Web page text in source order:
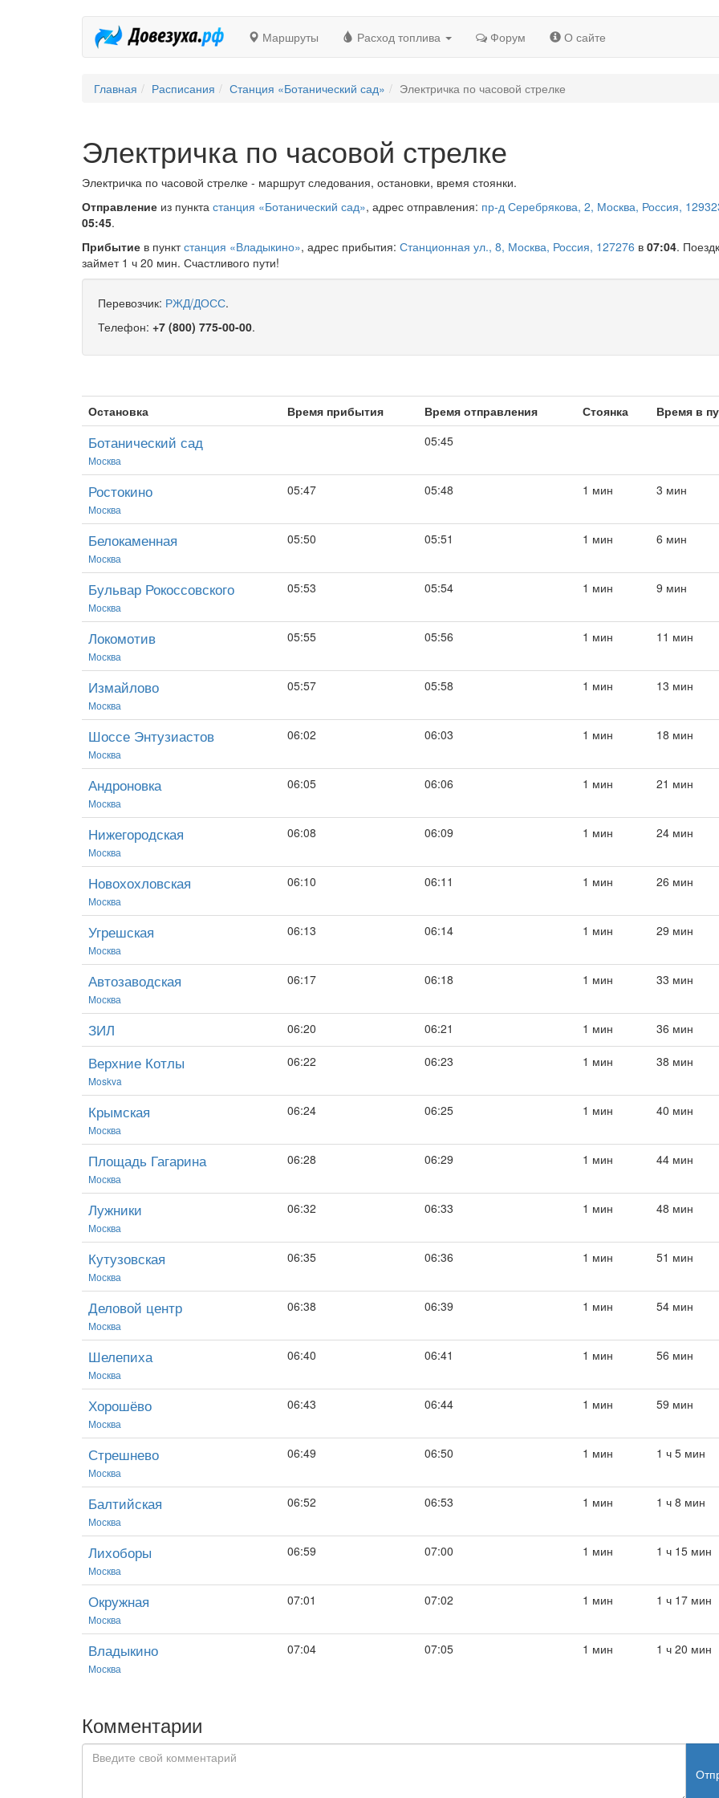
Маршруты Расход топлива Форум О сайте
Главная Расписания Станция «Ботанический сад» Электричка по часовой стрелке
Электричка по часовой стрелке
Электричка по часовой стрелке - маршрут следования, остановки, время стоянки.
Отправление из пункта станция «Ботанический сад», адрес отправления: пр-д Серебрякова, 2, Москва, Россия,
05:45.
Прибытие в пунктстанция «Владыкино», адрес прибытия: Станционная ул., 8, Москва, Россия, 127276 в 07:04.
займет 1 ч 20 мин. Счастливого пути!
Перевозчик: РЖД/ДОСС.
Телефон: +7 (800) 775-00-00.
Остановка Время прибытия Время отправления Стоянка Время в
Ботанический сад
Москва
05:45
Ростокино
Москва
05:47 05:48 1 мин 3 мин
Белокаменная
Москва
05:50 05:51 1 мин 6 мин
Бульвар Рокоссовского
Москва
05:53 05:54 1 мин 9 мин
Локомотив
Москва
05:55 05:56 1 мин 11 мин
Измайлово
Москва
05:57 05:58 1 мин 13 мин
Шоссе Энтузиастов
Москва
06:02 06:03 1 мин 18 мин
Андроновка
Москва
06:05 06:06 1 мин 21 мин
Нижегородская
Москва
06:08 06:09 1 мин 24 мин
Новохохловская
Москва
06:10 06:11 1 мин 26 мин
Угрешская
Москва
06:13 06:14 1 мин 29 мин
Автозаводская
Москва
06:17 06:18 1 мин 33 мин
ЗИЛ 06:20 06:21 1 мин 36 мин
Верхние Котлы
Moskva
06:22 06:23 1 мин 38 мин
Крымская
Москва
06:24 06:25 1 мин 40 мин
Площадь Гагарина
Москва
06:28 06:29 1 мин 44 мин
Лужники
Москва
06:32 06:33 1 мин 48 мин
Кутузовская
Москва
06:35 06:36 1 мин 51 мин
Деловой центр
Москва
06:38 06:39 1 мин 54 мин
Шелепиха
Москва
06:40 06:41 1 мин 56 мин
Хорошёво
Москва
06:43 06:44 1 мин 59 мин
Стрешнево
Москва
06:49 06:50 1 мин 1 ч 5 мин
Балтийская
Москва
06:52 06:53 1 мин 1 ч 8 мин
Лихоборы
Москва
06:59 07:00 1 мин 1 ч 15 мин
Окружная
Москва
07:01 07:02 1 мин 1 ч 17 мин
Владыкино
Москва
07:04 07:05 1 мин 1 ч 20 мин
Комментарии